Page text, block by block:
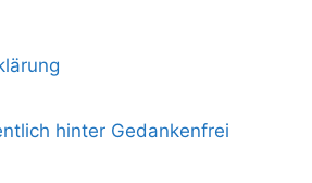
hinter Gedankenfrei